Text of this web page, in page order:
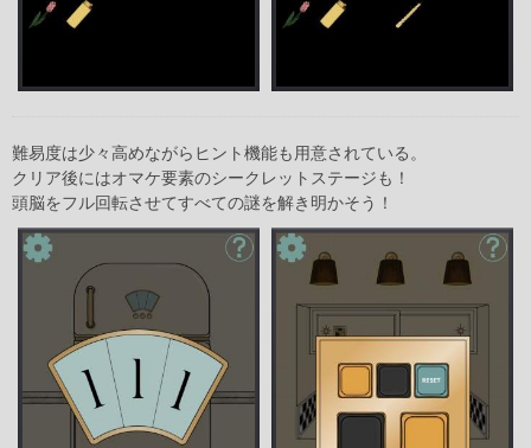
難易度は少々高めながらヒント機能も用意されている。
クリア後にはオマケ要素のシークレットステージも！
頭脳をフル回転させてすべての謎を解き明かそう！